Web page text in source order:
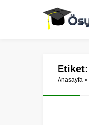
Etiket:
Anasayfa »